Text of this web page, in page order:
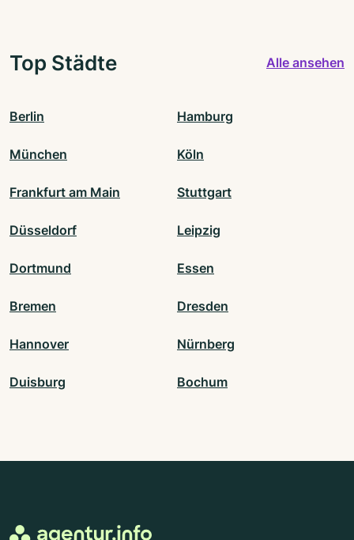
Top Städte Alle ansehen
Berlin Hamburg
München Köln
Frankfurt am Main Stuttgart
Düsseldorf Leipzig
Dortmund Essen
Bremen Dresden
Hannover Nürnberg
Duisburg Bochum